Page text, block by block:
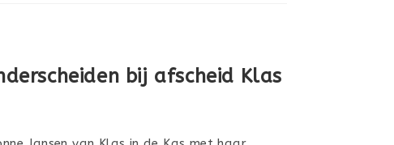
bij afscheid Klas